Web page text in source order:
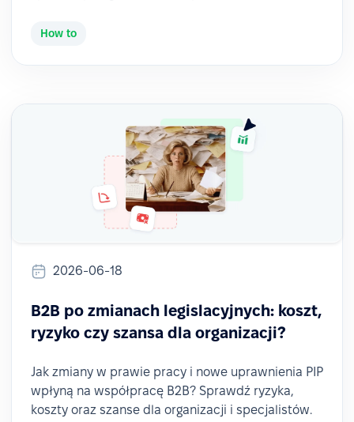
How to
2026-06-18
B2B po zmianach legislacyjnych: koszt,
ryzyko czy szansa dla organizacji?
Jak zmiany w prawie pracy i nowe uprawnienia PIP
wpłyną na współpracę B2B? Sprawdź ryzyka,
koszty oraz szanse dla organizacji i specjalistów.